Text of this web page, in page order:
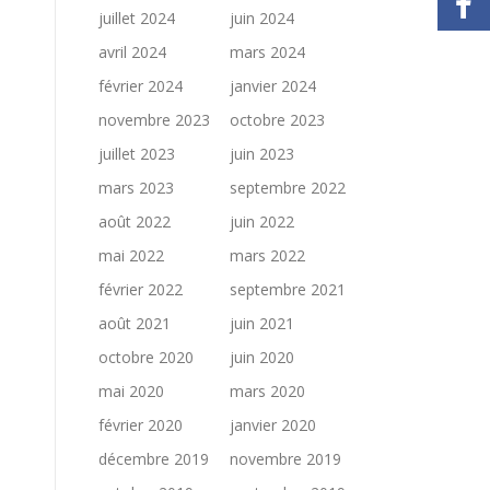
juillet 2024
juin 2024
avril 2024
mars 2024
février 2024
janvier 2024
novembre 2023
octobre 2023
juillet 2023
juin 2023
mars 2023
septembre 2022
août 2022
juin 2022
mai 2022
mars 2022
février 2022
septembre 2021
août 2021
juin 2021
octobre 2020
juin 2020
mai 2020
mars 2020
février 2020
janvier 2020
décembre 2019
novembre 2019